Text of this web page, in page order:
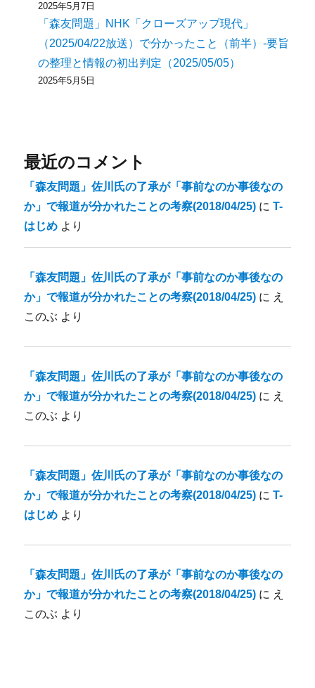
2025年5月7日
「森友問題」NHK「クローズアップ現代」
（2025/04/22放送）で分かったこと（前半）-要旨
の整理と情報の初出判定（2025/05/05）
2025年5月5日
最近のコメント
「森友問題」佐川氏の了承が「事前なのか事後なの
か」で報道が分かれたことの考察(2018/04/25) にT-
はじめ より
「森友問題」佐川氏の了承が「事前なのか事後なの
か」で報道が分かれたことの考察(2018/04/25) に え
このぶ より
「森友問題」佐川氏の了承が「事前なのか事後なの
か」で報道が分かれたことの考察(2018/04/25) に え
このぶ より
「森友問題」佐川氏の了承が「事前なのか事後なの
か」で報道が分かれたことの考察(2018/04/25) にT-
はじめ より
「森友問題」佐川氏の了承が「事前なのか事後なの
か」で報道が分かれたことの考察(2018/04/25) に え
このぶ より